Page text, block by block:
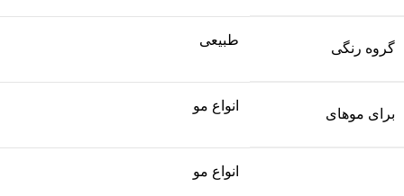
گروه رنگی
طبیعی
برای موهای
انواع مو
انواع مو